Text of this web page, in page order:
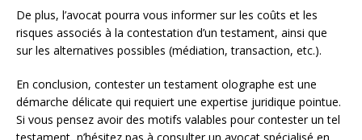
De plus, l’avocat pourra vous informer sur les coûts et les
risques associés à la contestation d’un testament, ainsi que
sur les alternatives possibles (médiation, transaction, etc.).
En conclusion, contester un testament olographe est une
démarche délicate qui requiert une expertise juridique pointue.
Si vous pensez avoir des motifs valables pour contester un tel